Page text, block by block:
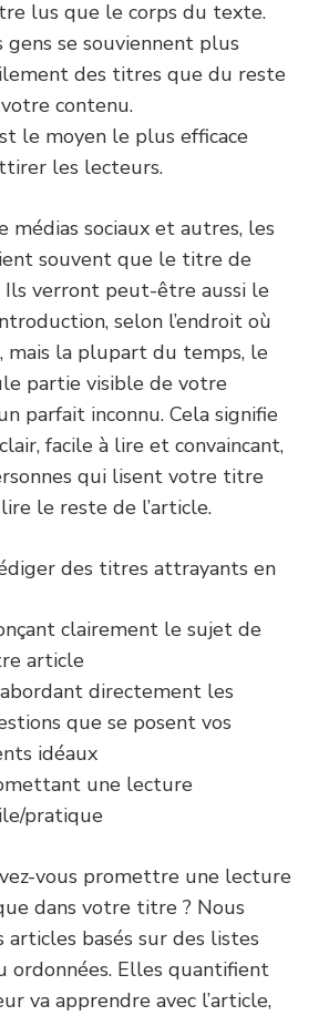
lus que le corps du texte.
gens se souviennent plus
des titres que du reste
contenu.
le moyen le plus efficace
les lecteurs.
médias sociaux et autres, les
souvent que le titre de
Ils verront peut-être aussi le
selon l’endroit où
mais la plupart du temps, le
partie visible de votre
parfait inconnu. Cela signifie
facile à lire et convaincant,
qui lisent votre titre
le reste de l’article.
des titres attrayants en
clairement le sujet de
article
directement les
que se posent vos
idéaux
une lecture
pratique
vous promettre une lecture
dans votre titre ? Nous
articles basés sur des listes
ordonnées. Elles quantifient
va apprendre avec l’article,